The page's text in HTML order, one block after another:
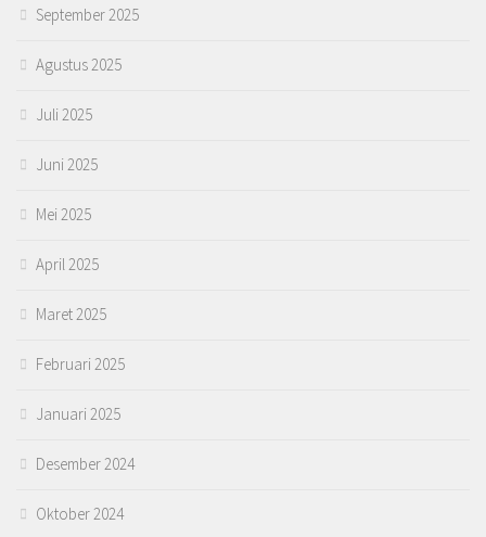
September 2025
Agustus 2025
Juli 2025
Juni 2025
Mei 2025
April 2025
Maret 2025
Februari 2025
Januari 2025
Desember 2024
Oktober 2024